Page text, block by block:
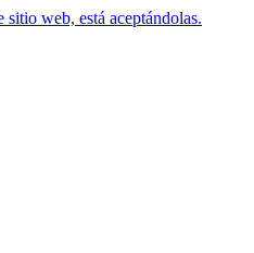
web, está aceptándolas.